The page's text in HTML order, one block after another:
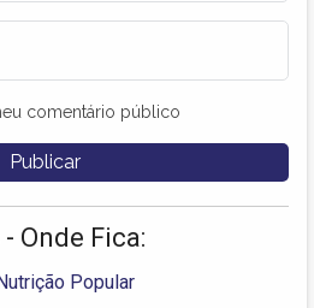
comentário público
Onde Fica:
Popular